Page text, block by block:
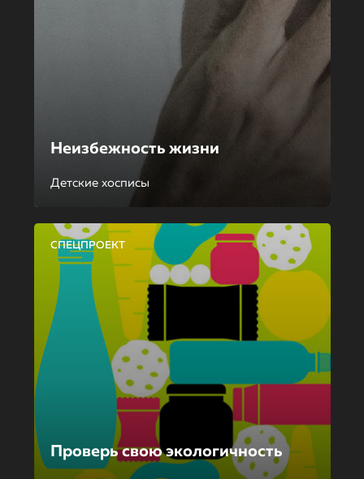
Неизбежность жизни
Детские хосписы
СПЕЦПРОЕКТ
Проверь свою экологичность